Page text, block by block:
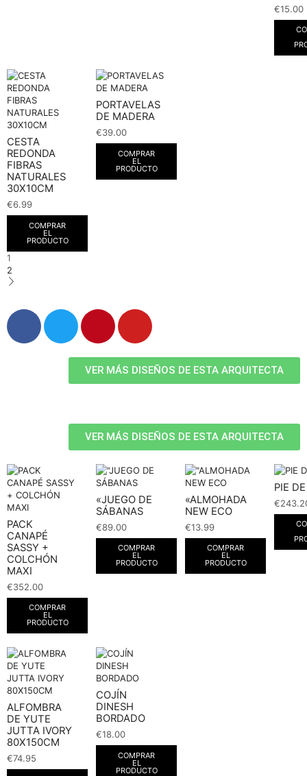
€15.00
CESTA
REDONDA
FIBRAS
NATURALES
30X10CM
€6.99
COMPRAR
EL
PRODUCTO
PORTAVELAS
DE MADERA
€39.00
COMPRAR
EL
PRODUCTO
1
2
VER MÁS DISEÑOS DE ESTA ARQUITECTA
VER MÁS DISEÑOS DE ESTA ARQUITECTA
PACK
CANAPÉ
SASSY +
COLCHÓN
MAXI
€352.00
COMPRAR
EL
PRODUCTO
«JUEGO DE
SÁBANAS
€89.00
COMPRAR
EL
PRODUCTO
«ALMOHADA
NEW ECO
€13.99
COMPRAR
EL
PRODUCTO
PIE
€
ALFOMBRA
DE YUTE
JUTTA IVORY
80X150CM
€74.95
COJÍN
DINESH
BORDADO
€18.00
COMPRAR
EL
PRODUCTO